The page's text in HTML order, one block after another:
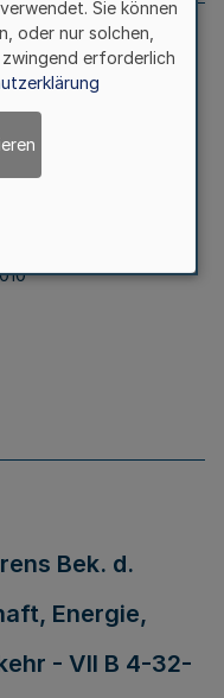
Bek. d.
Lippe
Bek. d.
Energie,
- VII B 4-32-
Sie können
oder nur solchen,
erforderlich